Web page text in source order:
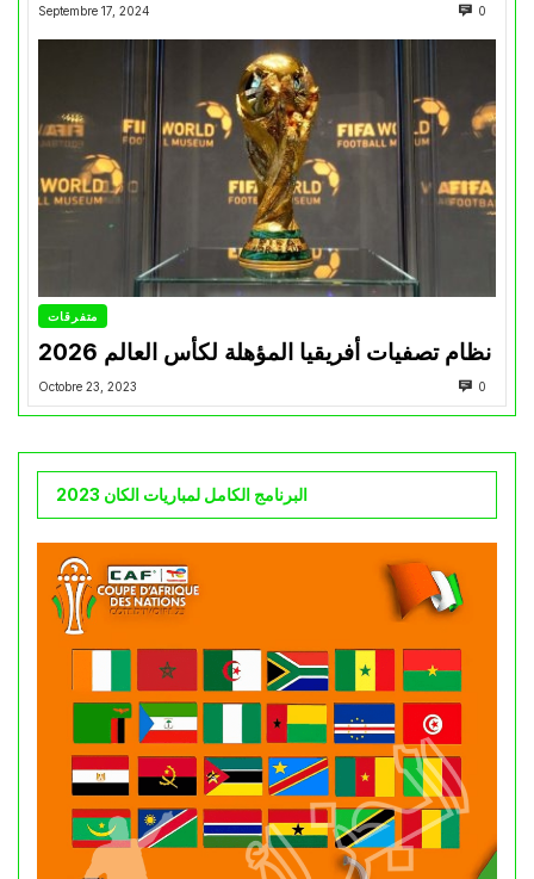
Septembre 17, 2024 0
متفرقات
نظام تصفيات أفريقيا المؤهلة لكأس العالم 2026
Octobre 23, 2023 0
البرنامج الكامل لمباريات الكان 2023